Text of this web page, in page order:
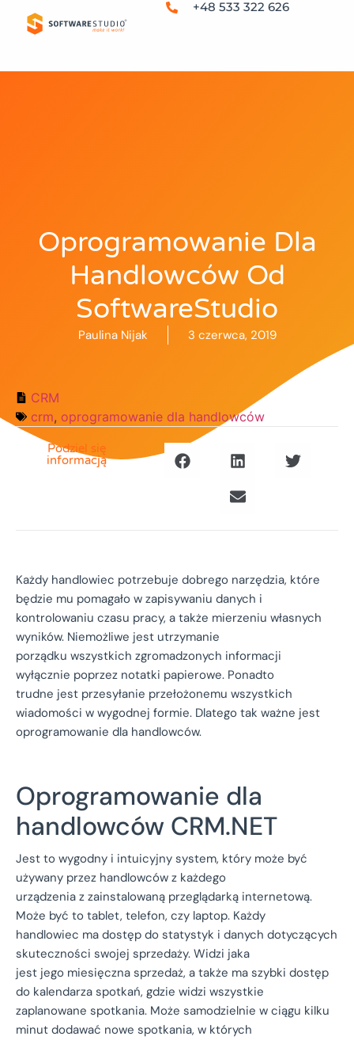
+48 533 322 626
Oprogramowanie Dla
Handlowców Od
SoftwareStudio
Paulina Nijak 3 czerwca, 2019
CRM
crm, oprogramowanie dla handlowców
Podziel się
informacją
Każdy handlowiec potrzebuje dobrego narzędzia, które
będzie mu pomagało w zapisywaniu danych i
kontrolowaniu czasu pracy, a także mierzeniu własnych
wyników. Niemożliwe jest utrzymanie
porządku wszystkich zgromadzonych informacji
wyłącznie poprzez notatki papierowe. Ponadto
trudne jest przesyłanie przełożonemu wszystkich
wiadomości w wygodnej formie. Dlatego tak ważne jest
oprogramowanie dla handlowców.
Oprogramowanie dla
handlowców CRM.NET
Jest to wygodny i intuicyjny system, który może być
używany przez handlowców z każdego
urządzenia z zainstalowaną przeglądarką internetową.
Może być to tablet, telefon, czy laptop. Każdy
handlowiec ma dostęp do statystyk i danych dotyczących
skuteczności swojej sprzedaży. Widzi jaka
jest jego miesięczna sprzedaż, a także ma szybki dostęp
do kalendarza spotkań, gdzie widzi wszystkie
zaplanowane spotkania. Może samodzielnie w ciągu kilku
minut dodawać nowe spotkania, w których